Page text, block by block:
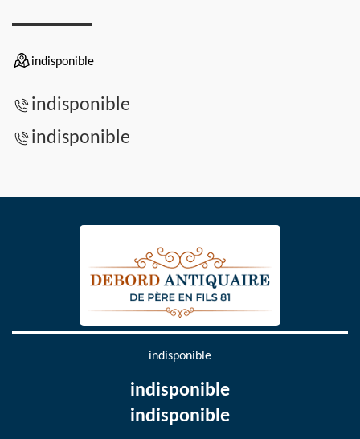
indisponible
indisponible
indisponible
indisponible
indisponible
indisponible